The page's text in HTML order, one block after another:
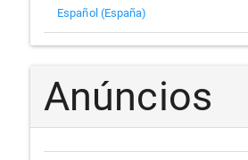
Español (España)
Anúncios